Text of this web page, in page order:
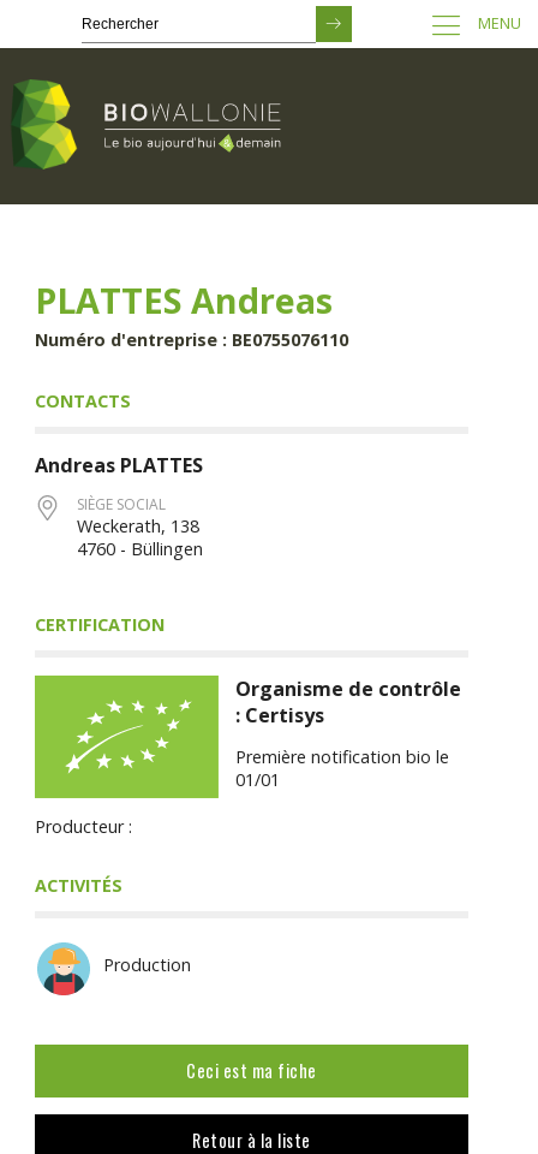
principal
MENU
PLATTES Andreas
Numéro d'entreprise : BE0755076110
CONTACTS
Andreas PLATTES
SIÈGE SOCIAL
Weckerath, 138
4760 - Büllingen
CERTIFICATION
Organisme de contrôle
: Certisys
Première notification bio le
01/01
Producteur :
ACTIVITÉS
Production
Ceci est ma fiche
Retour à la liste